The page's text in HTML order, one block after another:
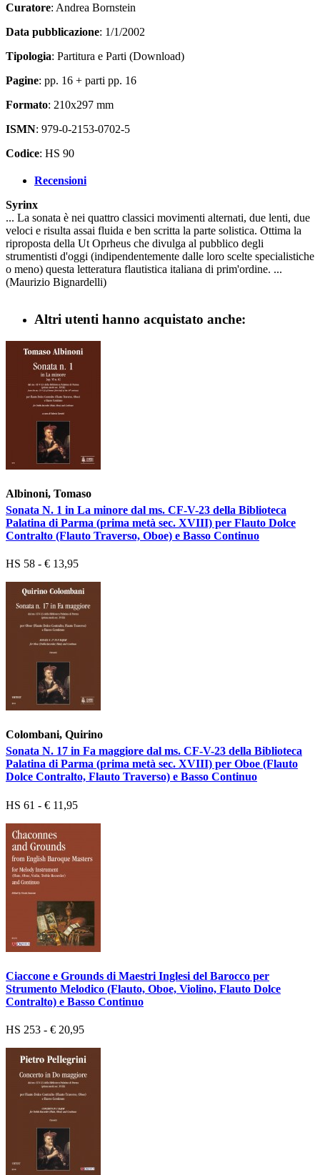
Curatore: Andrea Bornstein
Data pubblicazione: 1/1/2002
Tipologia: Partitura e Parti (Download)
Pagine: pp. 16 + parti pp. 16
Formato: 210x297 mm
ISMN: 979-0-2153-0702-5
Codice: HS 90
Recensioni
Syrinx
... La sonata è nei quattro classici movimenti alternati, due lenti, due
veloci e risulta assai fluida e ben scritta la parte solistica. Ottima la
riproposta della Ut Oprheus che divulga al pubblico degli
strumentisti d'oggi (indipendentemente dalle loro scelte specialistiche
o meno) questa letteratura flautistica italiana di prim'ordine. ...
(Maurizio Bignardelli)
Altri utenti hanno acquistato anche:
Albinoni, Tomaso
Sonata N. 1 in La minore dal ms. CF-V-23 della Biblioteca
Palatina di Parma (prima metà sec. XVIII) per Flauto Dolce
Contralto (Flauto Traverso, Oboe) e Basso Continuo
HS 58 - € 13,95
Colombani, Quirino
Sonata N. 17 in Fa maggiore dal ms. CF-V-23 della Biblioteca
Palatina di Parma (prima metà sec. XVIII) per Oboe (Flauto
Dolce Contralto, Flauto Traverso) e Basso Continuo
HS 61 - € 11,95
Ciaccone e Grounds di Maestri Inglesi del Barocco per
Strumento Melodico (Flauto, Oboe, Violino, Flauto Dolce
Contralto) e Basso Continuo
HS 253 - € 20,95